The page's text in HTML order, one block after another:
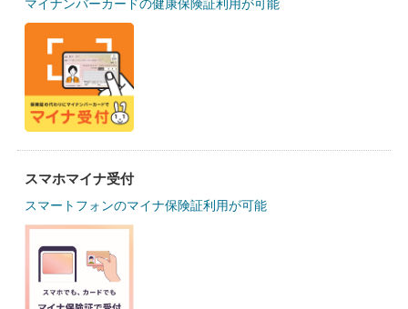
マイナンバーカードの健康保険証利用が可能
スマホマイナ受付
スマートフォンのマイナ保険証利用が可能